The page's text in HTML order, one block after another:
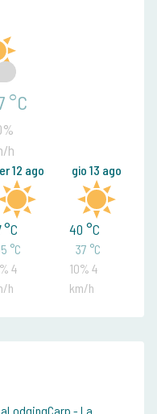
°C
h
12 ago
°C
°C
4
h
gio 13 ago
40 °C
37 °C
10% 4
km/h
- La